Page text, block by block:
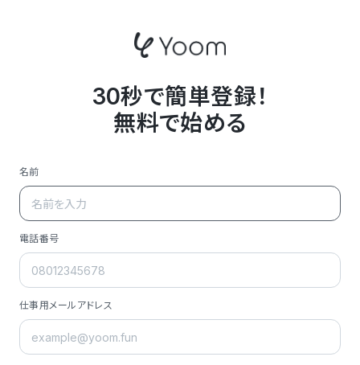
30秒で簡単登録！
無料で始める
名前
電話番号
仕事用メールアドレス